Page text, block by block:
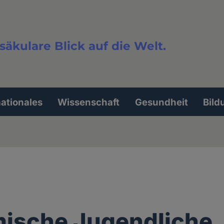
Blick auf die Welt.
Wissenschaft Gesundheit